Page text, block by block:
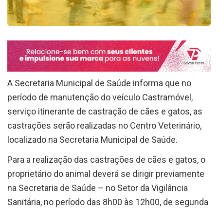
A Secretaria Municipal de Saúde informa que no
período de manutenção do veículo Castramóvel,
serviço itinerante de castração de cães e gatos, as
castrações serão realizadas no Centro Veterinário,
localizado na Secretaria Municipal de Saúde.
Para a realização das castrações de cães e gatos, o
proprietário do animal deverá se dirigir previamente
na Secretaria de Saúde – no Setor da Vigilância
Sanitária, no período das 8h00 às 12h00, de segunda